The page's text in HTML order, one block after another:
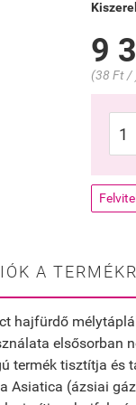
9
(38 Ft /
A
hajfürdő
elsősorban
termék tisztítja
Asiatica (ázsiai